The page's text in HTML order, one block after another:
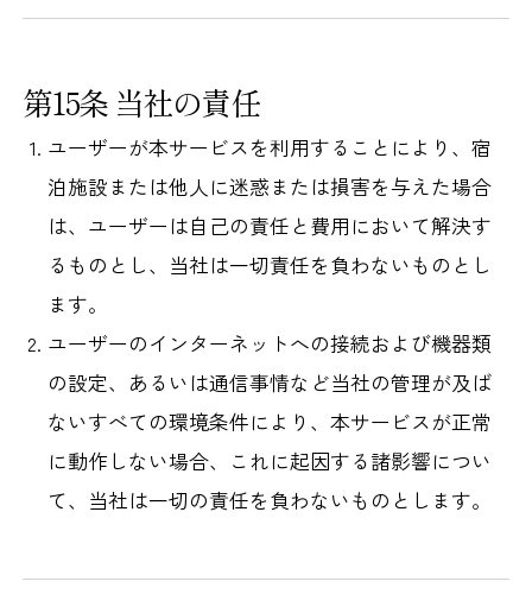
第15条 当社の責任
ユーザーが本サービスを利用することにより、宿
泊施設または他人に迷惑または損害を与えた場合
は、ユーザーは自己の責任と費用において解決す
るものとし、当社は一切責任を負わないものとし
ます。
ユーザーのインターネットへの接続および機器類
の設定、あるいは通信事情など当社の管理が及ば
ないすべての環境条件により、本サービスが正常
に動作しない場合、これに起因する諸影響につい
て、当社は一切の責任を負わないものとします。